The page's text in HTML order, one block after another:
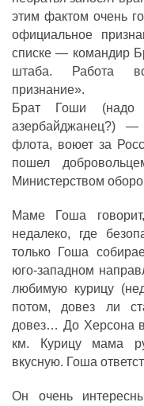
этим фактом очень
официальное
списке — командир
штаба. Работа
признание».
Брат Гоши
азербайджанец?) —
флота, воюет за
пошел
Министерством
Маме Гоша
недалеко, где
только Гоша
юго-западном
любимую курицу
потом, довез ли
довез… До Херсона
км. Курицу мама
вкусную. Гоша
Он очень